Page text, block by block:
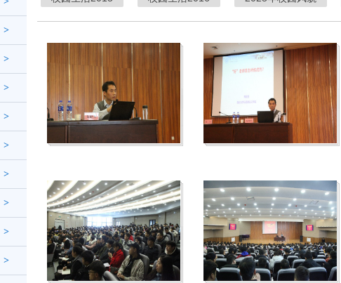
>
>
>
>
>
>
>
>
>